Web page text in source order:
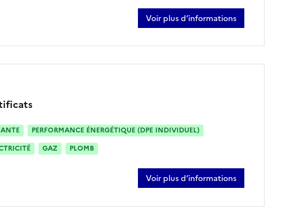
Voir plus d’informations
sur frédéric calais
PERFORMANCE ÉNERGÉTIQUE (DPE INDIVIDUEL)
GAZ PLOMB
Voir plus d’informations
sur alexandre hartley